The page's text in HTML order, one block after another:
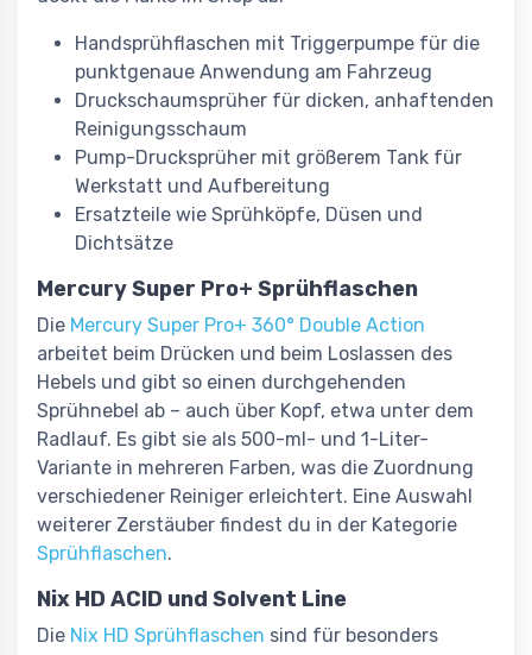
Handsprühflaschen mit Triggerpumpe für die
punktgenaue Anwendung am Fahrzeug
Druckschaumsprüher für dicken, anhaftenden
Reinigungsschaum
Pump-Drucksprüher mit größerem Tank für
Werkstatt und Aufbereitung
Ersatzteile wie Sprühköpfe, Düsen und
Dichtsätze
Mercury Super Pro+ Sprühflaschen
Die Mercury Super Pro+ 360° Double Action
arbeitet beim Drücken und beim Loslassen des
Hebels und gibt so einen durchgehenden
Sprühnebel ab – auch über Kopf, etwa unter dem
Radlauf. Es gibt sie als 500-ml- und 1-Liter-
Variante in mehreren Farben, was die Zuordnung
verschiedener Reiniger erleichtert. Eine Auswahl
weiterer Zerstäuber findest du in der Kategorie
Sprühflaschen.
Nix HD ACID und Solvent Line
Die Nix HD Sprühflaschen sind für besonders